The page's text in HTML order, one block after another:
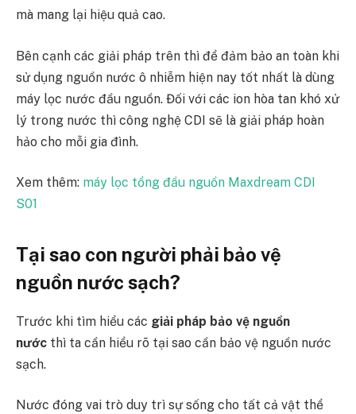
mà mang lại hiệu quả cao.
Bên cạnh các giải pháp trên thì để đảm bảo an toàn khi
sử dụng nguồn nước ô nhiễm hiện nay tốt nhất là dùng
máy lọc nước đầu nguồn. Đối với các ion hòa tan khó xử
lý trong nước thì công nghệ CDI sẽ là giải pháp hoàn
hảo cho mỗi gia đình.
Xem thêm: máy lọc tổng đầu nguồn Maxdream CDI
S01
Tại sao con người phải bảo vệ
nguồn nước sạch?
Trước khi tìm hiểu các giải pháp bảo vệ nguồn
nước thì ta cần hiểu rõ tại sao cần bảo vệ nguồn nước
sạch.
Nước đóng vai trò duy trì sự sống cho tất cả vật thể